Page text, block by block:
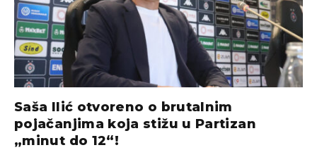
Saša Ilić otvoreno o brutalnim
pojačanjima koja stižu u Partizan
„minut do 12“!